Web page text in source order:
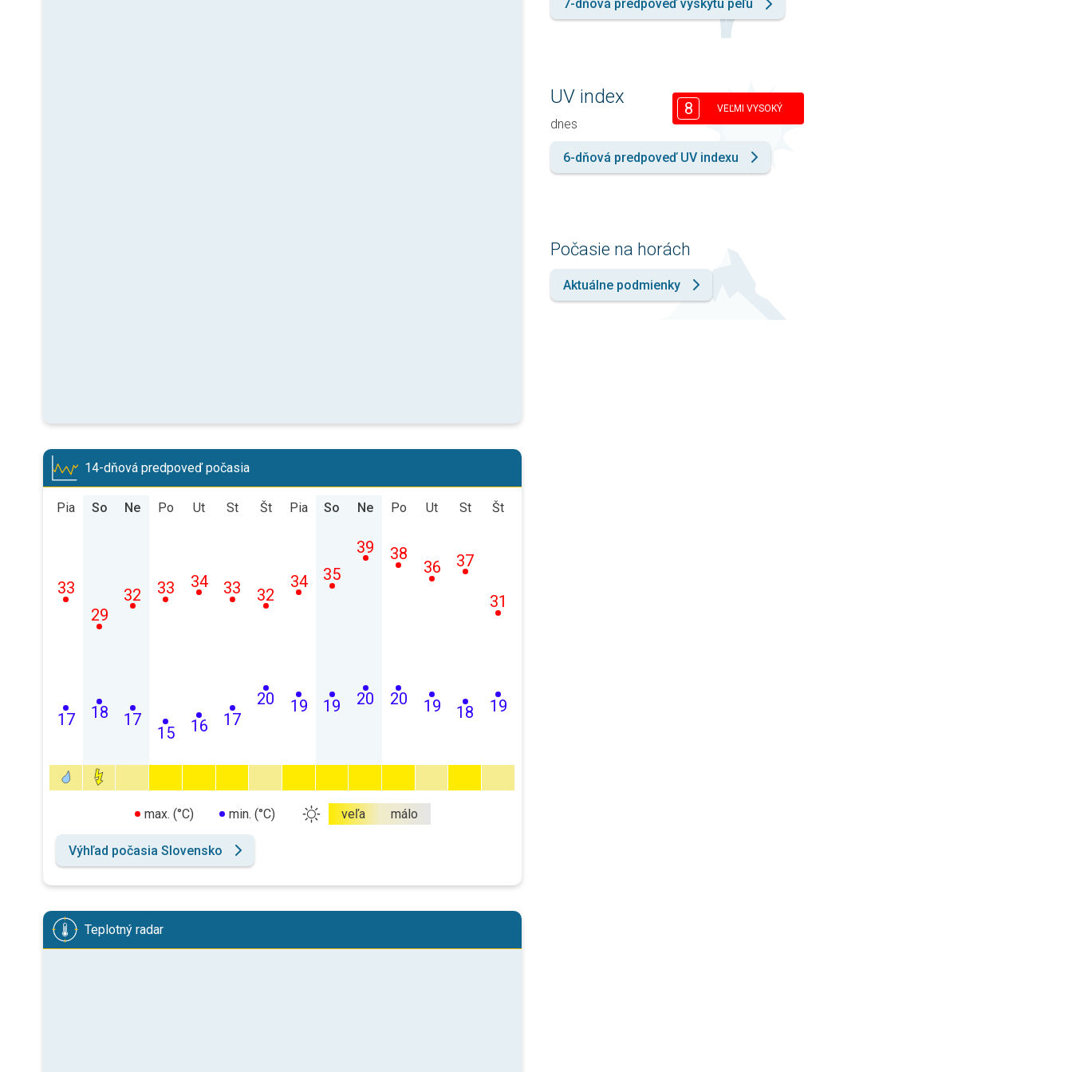
14-dňová predpoveď počasia
Pia
17
33
So
18
29
Ne
17
32
Po
15
33
Ut
16
34
St
17
33
Št
20
32
Pia
19
34
So
19
35
Ne
20
39
Po
20
38
Ut
19
36
St
18
37
Št
19
31
max. (°C) min. (°C) veľa málo
Výhľad počasia Slovensko
Teplotný radar
7-dňová predpoveď výskytu peľu
UV index
dnes
8 VEĽMI VYSOKÝ
6-dňová predpoveď UV indexu
Počasie na horách
Aktuálne podmienky